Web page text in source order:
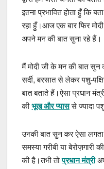
इतना प्रभावित होता हुँ कि
रहा हुँ।आज एक बार फिर
अपने मन की बात सुना रहे हैं।
मैं मोदी जी के मन की बात सुन
सर्दी, बरसात से लेकर पशु-
बात बताते हैं।ऐसा प्रधान
की भूख और प्याससे ज्यादा
उनकी बात सुन कर ऐसा
समस्या गरीबी या बेरोज़गारी
की है।तभी तोप्रधान मंत्री